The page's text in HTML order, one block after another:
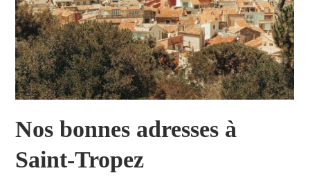
Nos bonnes adresses à
Saint-Tropez